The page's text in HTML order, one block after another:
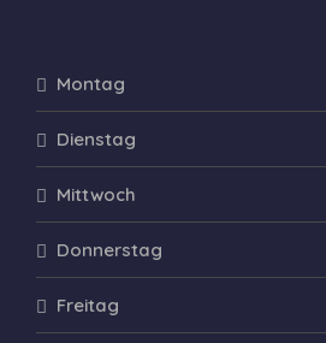
Montag
Dienstag
Mittwoch
Donnerstag
Freitag